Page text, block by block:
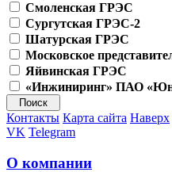
Смоленская ГРЭС
Сургутская ГРЭС-2
Шатурская ГРЭС
Московское
Яйвинская ГРЭС
«Инжиниринг» ПАО
Контакты Карта сайта Наверх
VK Telegram
О компании